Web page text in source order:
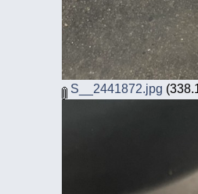
S__2441872.jpg